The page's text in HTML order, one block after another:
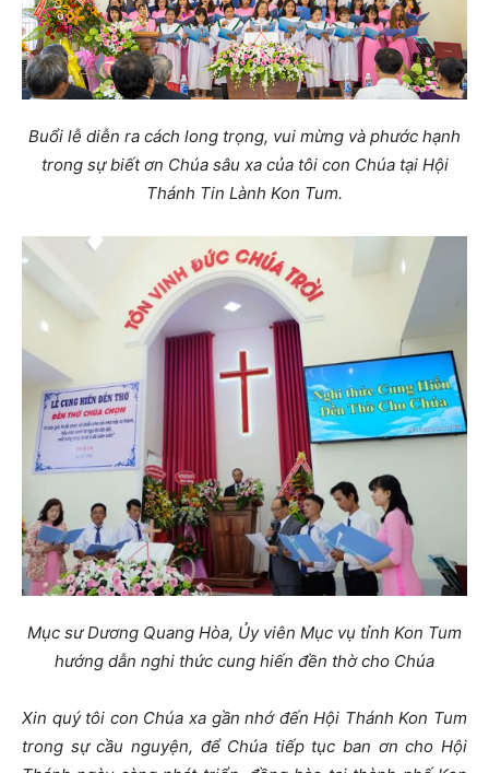
Buổi lễ diễn ra cách long trọng, vui mừng và phước hạnh
trong sự biết ơn Chúa sâu xa của tôi con Chúa tại Hội
Thánh Tin Lành Kon Tum.
Mục sư Dương Quang Hòa, Ủy viên Mục vụ tỉnh Kon Tum
hướng dẫn nghi thức cung hiến đền thờ cho Chúa
Xin quý tôi con Chúa xa gần nhớ đến Hội Thánh Kon Tum
trong sự cầu nguyện, để Chúa tiếp tục ban ơn cho Hội